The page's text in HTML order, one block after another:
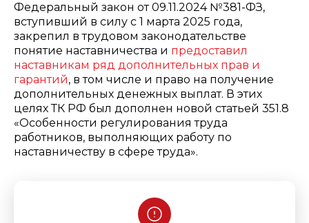
Федеральный закон от 09.11.2024 №381-ФЗ,
вступивший в силу с 1 марта 2025 года,
закрепил в трудовом законодательстве
понятие наставничества и предоставил
наставникам ряд дополнительных прав и
гарантий, в том числе и право на получение
дополнительных денежных выплат. В этих
целях ТК РФ был дополнен новой статьей 351.8
«Особенности регулирования труда
работников, выполняющих работу по
наставничеству в сфере труда».